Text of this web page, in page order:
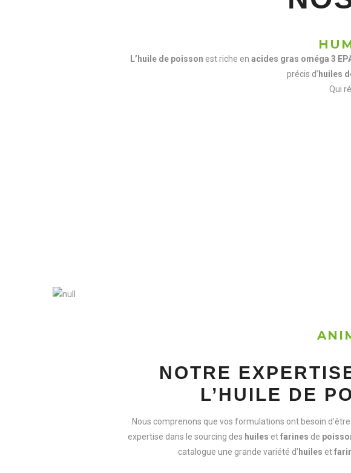
L’huile de poisson est riche en acides gras oméga 3
précis d’ huiles
Qui
NOTRE
L’HUILE DE
Nous comprenons que vos formulations ont besoin
expertise dans le sourcing des huiles etfarines de
catalogue une grande variété d’ huiles et